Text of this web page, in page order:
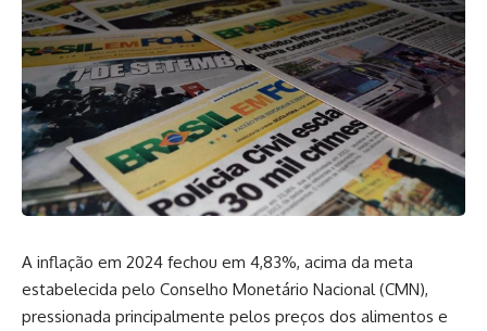
A inflação em 2024 fechou em 4,83%, acima da meta
estabelecida pelo Conselho Monetário Nacional (CMN),
pressionada principalmente pelos preços dos alimentos e